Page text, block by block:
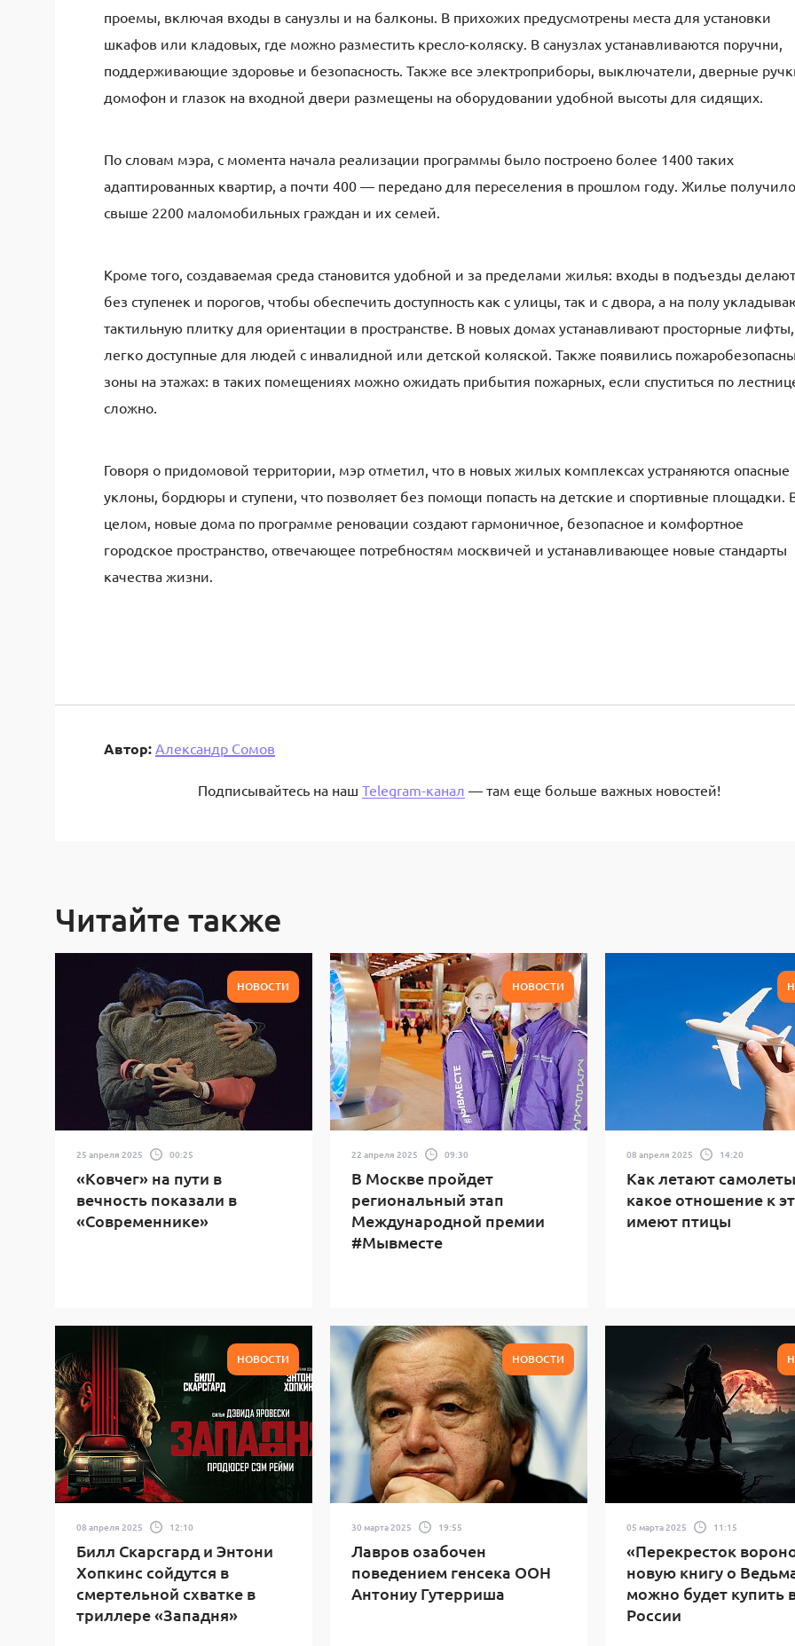
проемы, включая входы в санузлы и на балконы. В прихожих предусмотрены места для установки
шкафов или кладовых, где можно разместить кресло-коляску. В санузлах устанавливаются поручни,
поддерживающие здоровье и безопасность. Также все электроприборы, выключатели, дверные
домофон и глазок на входной двери размещены на оборудовании удобной высоты для сидящих.
По словам мэра, с момента начала реализации программы было построено более 1400 таких
адаптированных квартир, а почти 400 — передано для переселения в прошлом году. Жилье получило
свыше 2200 маломобильных граждан и их семей.
Кроме того, создаваемая среда становится удобной и за пределами жилья: входы в подъезды делают
без ступенек и порогов, чтобы обеспечить доступность как с улицы, так и с двора, а на полу
тактильную плитку для ориентации в пространстве. В новых домах устанавливают просторные лифты,
легко доступные для людей с инвалидной или детской коляской. Также появились
зоны на этажах: в таких помещениях можно ожидать прибытия пожарных, если спуститься по
сложно.
Говоря о придомовой территории, мэр отметил, что в новых жилых комплексах устраняются опасные
уклоны, бордюры и ступени, что позволяет без помощи попасть на детские и спортивные площадки.
целом, новые дома по программе реновации создают гармоничное, безопасное и комфортное
городское пространство, отвечающее потребностям москвичей и устанавливающее новые стандарты
качества жизни.
Автор: Александр Сомов
Подписывайтесь на наш Telegram-канал — там еще больше важных новостей!
Читайте также
НОВОСТИ
25 апреля 2025 00:25
«Ковчег» на пути в
вечность показали в
«Современнике»
НОВОСТИ
22 апреля 2025 09:30
В Москве пройдет
региональный этап
Международной премии
#Мывместе
08 апреля 2025 14:20
Как летают
какое отношение к
имеют птицы
НОВОСТИ
08 апреля 2025 12:10
Билл Скарсгард и Энтони
Хопкинс сойдутся в
смертельной схватке в
триллере «Западня»
НОВОСТИ
30 марта 2025 19:55
Лавров озабочен
поведением генсека ООН
Антониу Гутерриша
05 марта 2025 11:15
«Перекресток
новую книгу о
можно будет купить
России